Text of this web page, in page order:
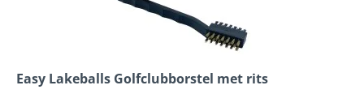
Easy Lakeballs Golfclubborstel met rits